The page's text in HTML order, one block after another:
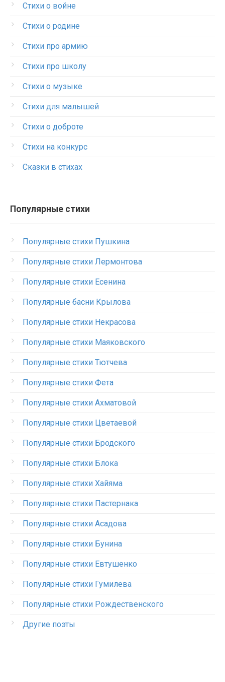
Стихи о войне
Стихи о родине
Стихи про армию
Стихи про школу
Стихи о музыке
Стихи для малышей
Стихи о доброте
Стихи на конкурс
Сказки в стихах
Популярные стихи
Популярные стихи Пушкина
Популярные стихи Лермонтова
Популярные стихи Есенина
Популярные басни Крылова
Популярные стихи Некрасова
Популярные стихи Маяковского
Популярные стихи Тютчева
Популярные стихи Фета
Популярные стихи Ахматовой
Популярные стихи Цветаевой
Популярные стихи Бродского
Популярные стихи Блока
Популярные стихи Хайяма
Популярные стихи Пастернака
Популярные стихи Асадова
Популярные стихи Бунина
Популярные стихи Евтушенко
Популярные стихи Гумилева
Популярные стихи Рождественского
Другие поэты